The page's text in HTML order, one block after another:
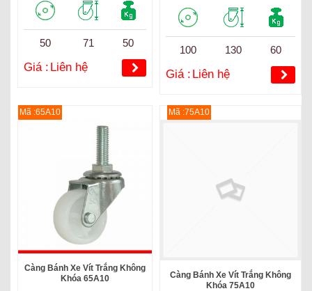
50 71 50
Giá : Liên hệ
100 130 60
Giá : Liên hệ
Mã :65A10
Càng Bánh Xe Vít Trắng Không
Khóa 65A10
Mã :75A10
Càng Bánh Xe Vít Trắng Không
Khóa 75A10